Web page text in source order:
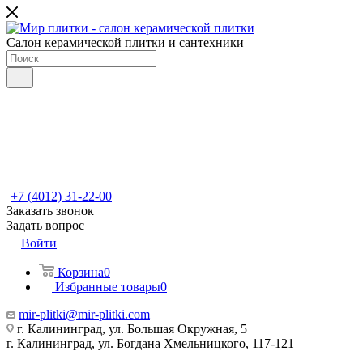
Салон керамической плитки и сантехники
+7 (4012) 31-22-00
Заказать звонок
Задать вопрос
Войти
Корзина0
Избранные товары0
mir-plitki@mir-plitki.com
г. Калининград, ул. Большая Окружная, 5
г. Калининград, ул. Богдана Хмельницкого, 117-121